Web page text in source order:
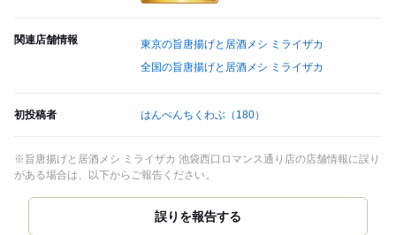
関連店舗情報
東京の旨唐揚げと居酒メシ ミライザカ
全国の旨唐揚げと居酒メシ ミライザカ
初投稿者 はんぺんちくわぶ （180）
※旨唐揚げと居酒メシ ミライザカ 池袋西口ロマンス通り店の店舗情報に誤り
がある場合は、以下からご報告ください。
誤りを報告する